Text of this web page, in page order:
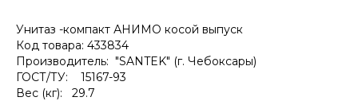
Унитаз -компакт АНИМО косой выпуск
Код товара: 433834
Производитель: "SANTEK" (г. Чебоксары)
ГОСТ/ТУ: 15167-93
Вес (кг): 29.7